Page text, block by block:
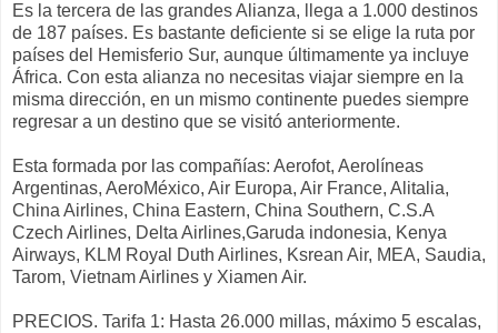
Es la tercera de las grandes Alianza, llega a 1.000 destinos
de 187 países. Es bastante deficiente si se elige la ruta por
países del Hemisferio Sur, aunque últimamente ya incluye
África. Con esta alianza no necesitas viajar siempre en la
misma dirección, en un mismo continente puedes siempre
regresar a un destino que se visitó anteriormente.
Esta formada por las compañías: Aerofot, Aerolíneas
Argentinas, AeroMéxico, Air Europa, Air France, Alitalia,
China Airlines, China Eastern, China Southern, C.S.A
Czech Airlines, Delta Airlines,Garuda indonesia, Kenya
Airways, KLM Royal Duth Airlines, Ksrean Air, MEA, Saudia,
Tarom, Vietnam Airlines y Xiamen Air.
PRECIOS. Tarifa 1: Hasta 26.000 millas, máximo 5 escalas,